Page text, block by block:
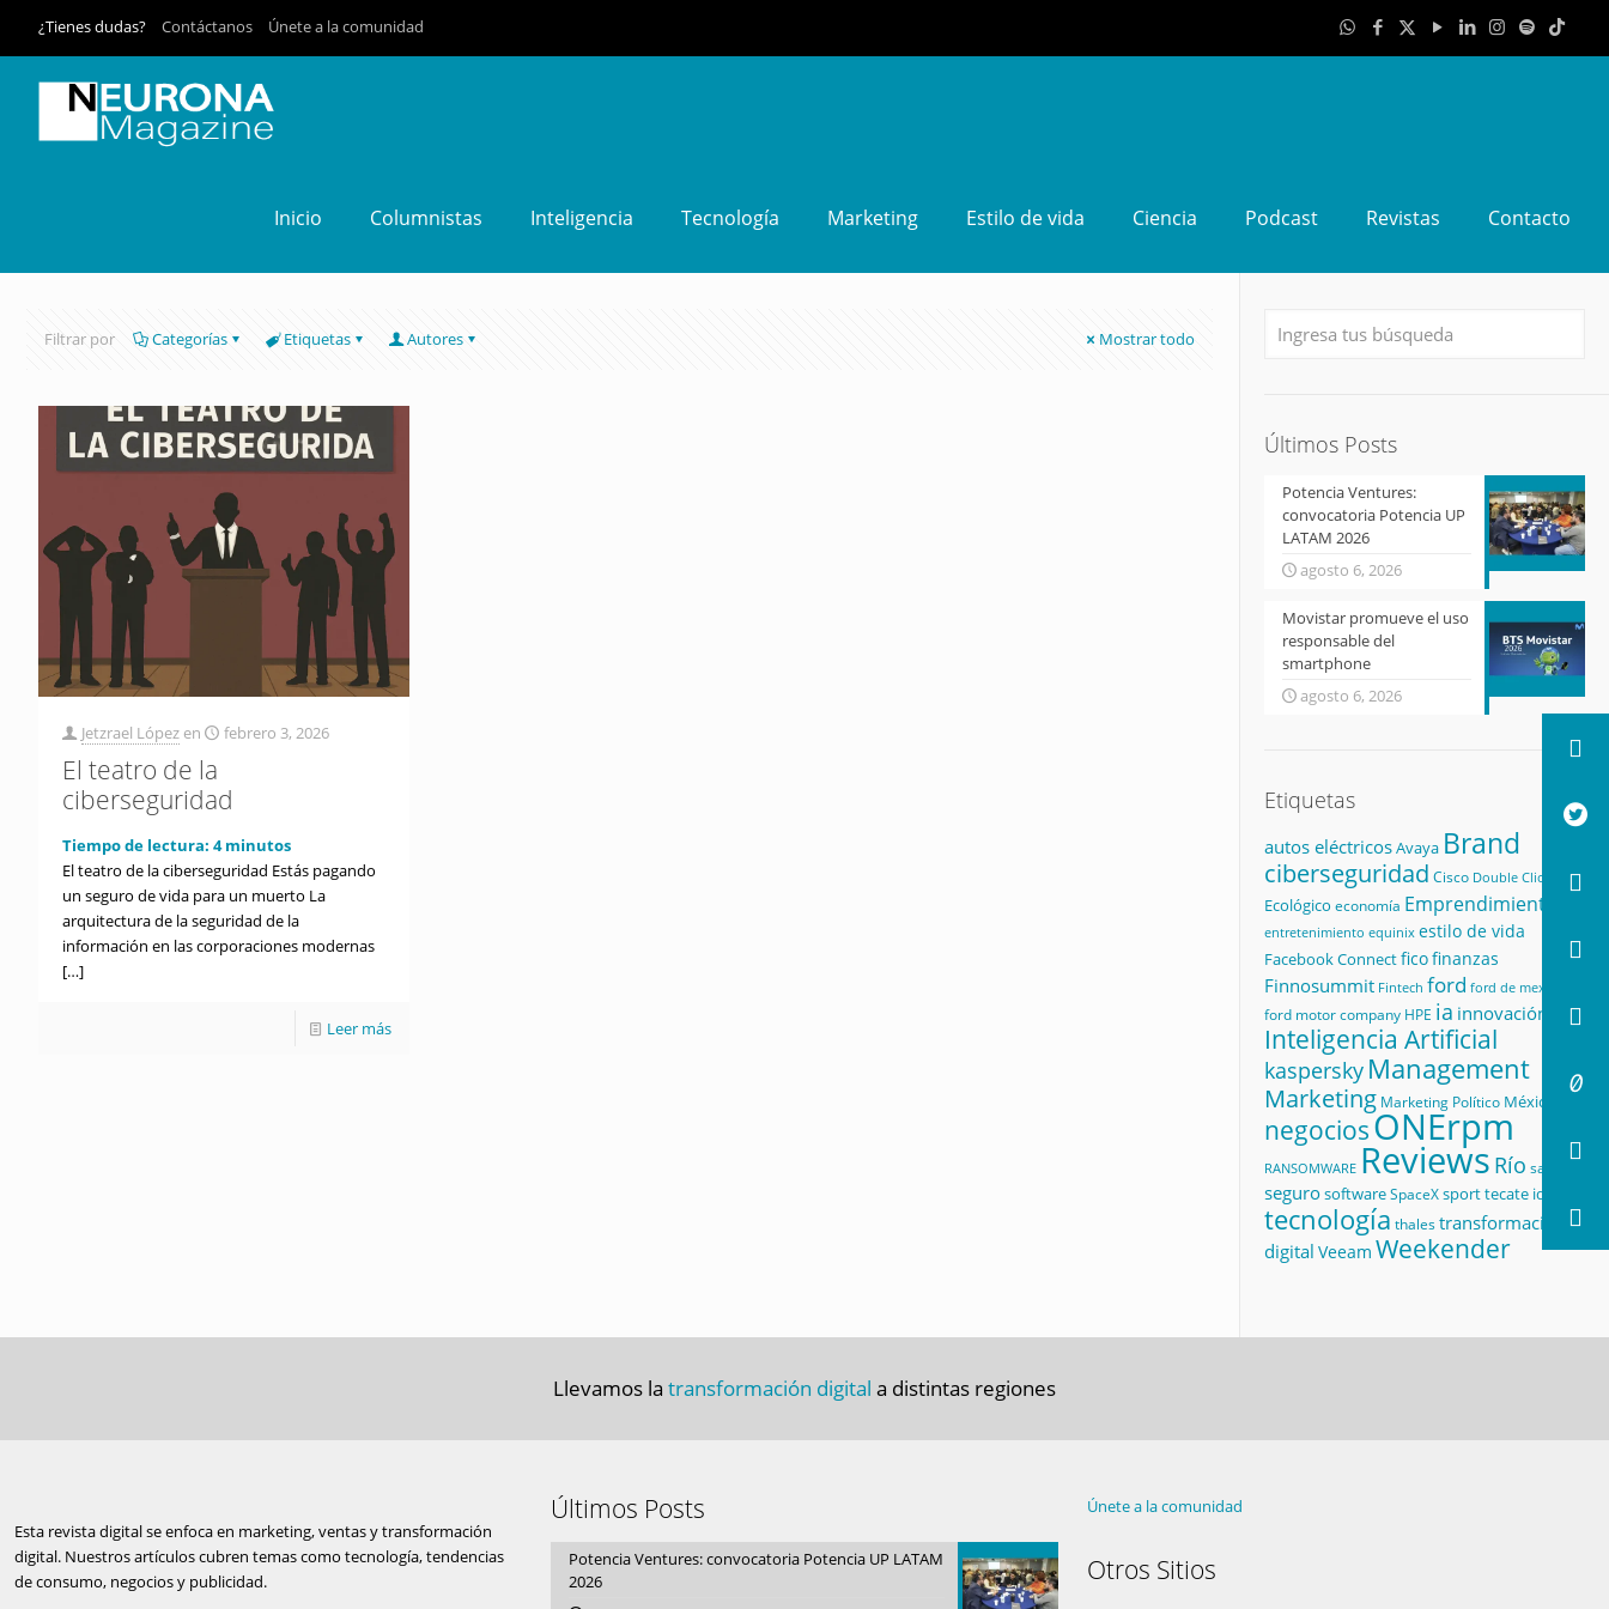
¿Tienes dudas? Contáctanos Únete a la comunidad
Inicio Columnistas Inteligencia Tecnología Marketing Estilo de vida Ciencia Podcast Revistas Contacto
Filtrar por Categorías Etiquetas Autores Mostrar todo
Jetzrael López en febrero 3, 2026
El teatro de la
ciberseguridad
Tiempo de lectura: 4 minutos
El teatro de la ciberseguridad Estás pagando
un seguro de vida para un muerto La
arquitectura de la seguridad de la
información en las corporaciones modernas
[…]
Leer más
Últimos Posts
Potencia Ventures:
convocatoria Potencia UP
LATAM 2026
agosto 6, 2026
Movistar promueve el uso
responsable del
smartphone
agosto 6, 2026
Etiquetas
autos eléctricosAvaya Brand
ciberseguridad Cisco Double Click
Ecológico economía Emprendimiento
entretenimiento equinix estilo de vida
Facebook Connectficofinanzas
Finnosummit Fintech ford ford de mexico
ford motor company HPE ia innovación
Inteligencia Artificial
kaspersky Management
Marketing Marketing Político México
negociosONErpm
RANSOMWARE Reviews Río salud
segurosoftwareSpaceXsporttecate id
tecnología thalestransformación
digital Veeam Weekender
Llevamos la transformación digital a distintas regiones
Esta revista digital se enfoca en marketing, ventas y transformación
digital. Nuestros artículos cubren temas como tecnología, tendencias
de consumo, negocios y publicidad.
Últimos Posts
Potencia Ventures: convocatoria Potencia UP LATAM
2026
Únete a la comunidad
Otros Sitios